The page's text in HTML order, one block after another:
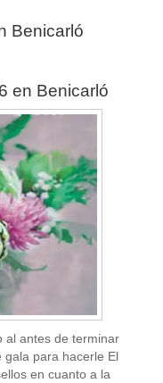
Benicarló
en Benicarló
al antes de terminar
gala para hacerle El
en cuanto a la